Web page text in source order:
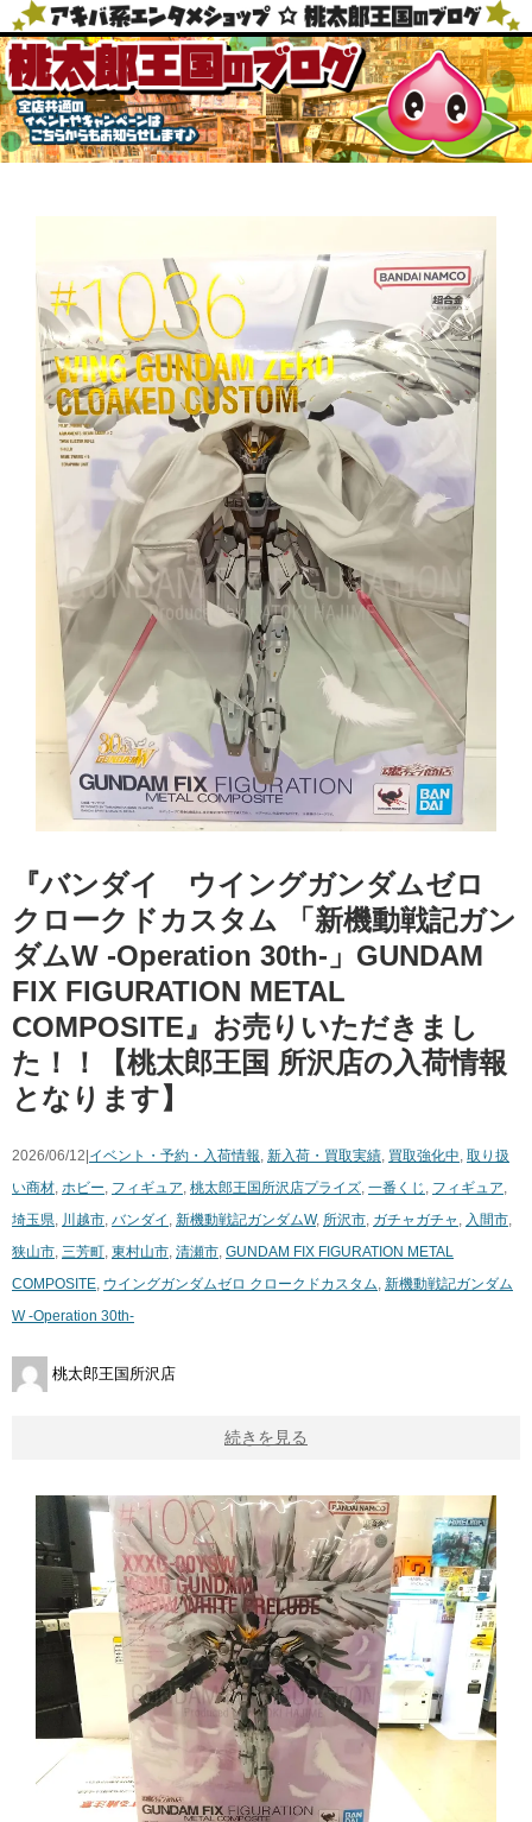
『バンダイ ウイングガンダムゼロ
クロークドカスタム ​「新機動戦記ガン
ダムW ​-Operation ​30th-」GUNDAM
FIX FIGURATION METAL
COMPOSITE』お売りいただきまし
た！！【桃太郎王国 所沢店の入荷情報
となります】
2026/06/12|イベント・予約・入荷情報 新入荷・買取実績 買取強化中 取り扱
い商材 ホビー フィギュア 桃太郎王国所沢店プライズ 一番くじ フィギュア
埼玉県
川越市 バンダイ 新機動戦記ガンダムW, 所沢市 ガチャガチャ 入間市
狭山市 三芳町 東村山市 清瀬市 GUNDAM FIX FIGURATION METAL
COMPOSITE ウイングガンダムゼロ クロークドカスタム 新機動戦記ガンダム
W ​-Operation ​30th-
桃太郎王国所沢店
続きを見る